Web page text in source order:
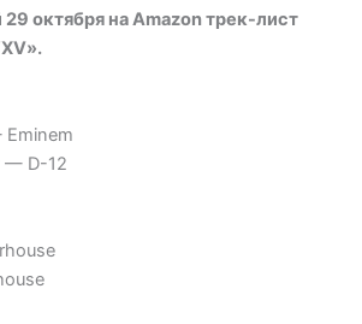
октября на Amazon трек-лист
Eminem
— D-12